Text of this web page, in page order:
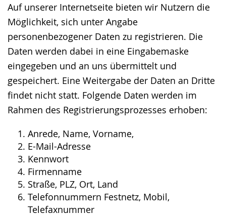
Auf unserer Internetseite bieten wir Nutzern die
Möglichkeit, sich unter Angabe
personenbezogener Daten zu registrieren. Die
Daten werden dabei in eine Eingabemaske
eingegeben und an uns übermittelt und
gespeichert. Eine Weitergabe der Daten an Dritte
findet nicht statt. Folgende Daten werden im
Rahmen des Registrierungsprozesses erhoben:
Anrede, Name, Vorname,
E-Mail-Adresse
Kennwort
Firmenname
Straße, PLZ, Ort, Land
Telefonnummern Festnetz, Mobil,
Telefaxnummer
wird
angezeigt.